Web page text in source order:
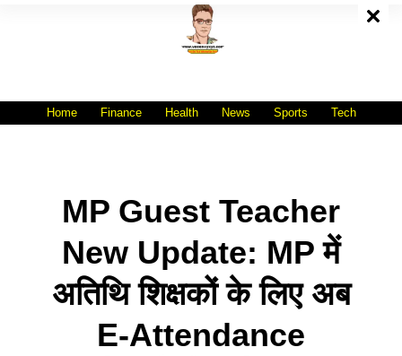
Home Finance Health News Sports Tech
MP Guest Teacher
New Update: MP में
अतिथि शिक्षकों के लिए अब
E-Attendance